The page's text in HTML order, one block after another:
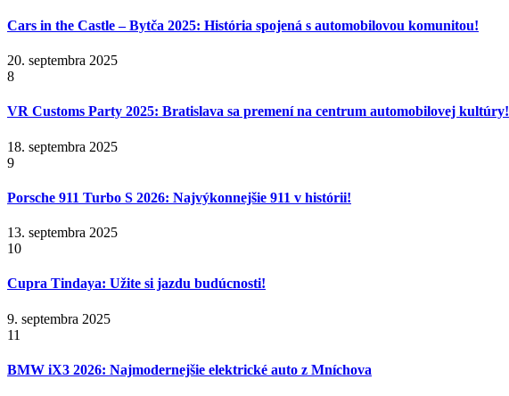
Cars in the Castle – Bytča 2025: História spojená s automobilovou komunitou!
20. septembra 2025
8
VR Customs Party 2025: Bratislava sa premení na centrum automobilovej kultúry!
18. septembra 2025
9
Porsche 911 Turbo S 2026: Najvýkonnejšie 911 v histórii!
13. septembra 2025
10
Cupra Tindaya: Užite si jazdu budúcnosti!
9. septembra 2025
11
BMW iX3 2026: Najmodernejšie elektrické auto z Mníchova